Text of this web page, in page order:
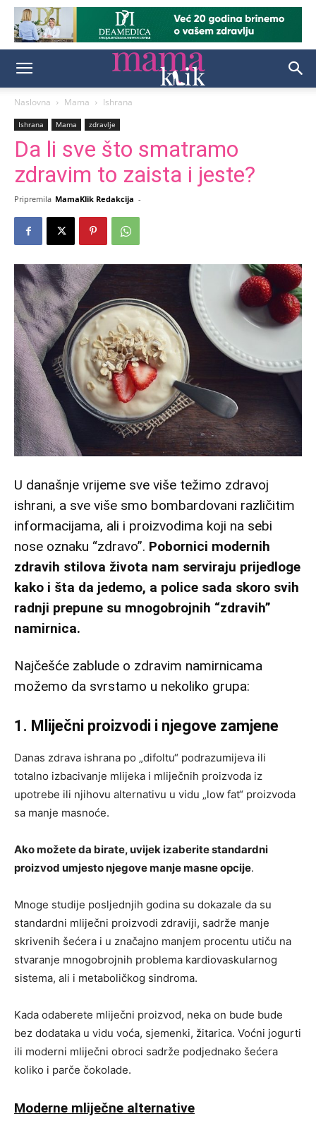
Naslovna Mama Ishrana
Ishrana Mama zdravlje
Da li sve što smatramo
zdravim to zaista i jeste?
Pripremila MamaKlik Redakcija -
U današnje vrijeme sve više težimo zdravoj
ishrani, a sve više smo bombardovani različitim
informacijama, ali i proizvodima koji na sebi
nose oznaku “zdravo”. Pobornici modernih
zdravih stilova života nam serviraju prijedloge
kako i šta da jedemo, a police sada skoro svih
radnji prepune su mnogobrojnih “zdravih”
namirnica.
Najčešće zablude o zdravim namirnicama
možemo da svrstamo u nekoliko grupa:
1. Mliječni proizvodi i njegove zamjene
Danas zdrava ishrana po „difoltu“ podrazumijeva ili
totalno izbacivanje mlijeka i mliječnih proizvoda iz
upotrebe ili njihovu alternativu u vidu „low fat“ proizvoda
sa manje masnoće.
Ako možete da birate, uvijek izaberite standardni
proizvod umjesto njegove manje masne opcije.
Mnoge studije posljednjih godina su dokazale da su
standardni mliječni proizvodi zdraviji, sadrže manje
skrivenih šećera i u značajno manjem procentu utiču na
stvaranje mnogobrojnih problema kardiovaskularnog
sistema, ali i metaboličkog sindroma.
Kada odaberete mliječni proizvod, neka on bude bude
bez dodataka u vidu voća, sjemenki, žitarica. Voćni jogurti
ili moderni mliječni obroci sadrže podjednako šećera
koliko i parče čokolade.
Moderne mliječne alternative